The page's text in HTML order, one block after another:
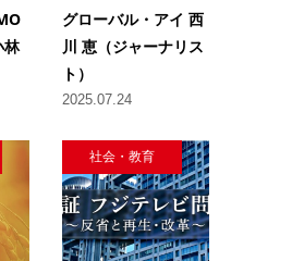
林
グローバル・アイ 西
川 恵（ジャーナリス
ト）
2025.07.24
社会・教育